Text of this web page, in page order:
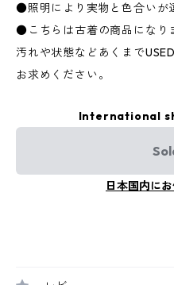
●照明により実物と色合いが
●こちらは古着の商品になり
汚れや状態などあくまで
お求めください。
International
日本国内に